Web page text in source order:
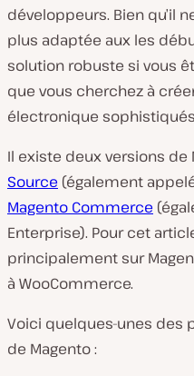
développeurs. Bien qu’il
plus adaptée aux les
solution robuste si vous
que vous cherchez à
électronique
Il existe deux versions de
Source (également
Magento Commerce
Enterprise). Pour cet
principalement sur
à WooCommerce.
Voici quelques-unes des
de Magento :